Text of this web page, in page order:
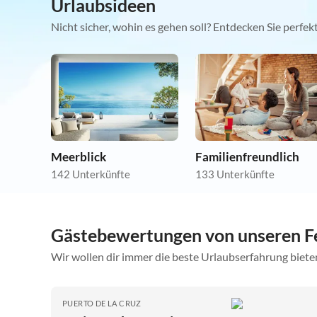
Urlaubsideen
Nicht sicher, wohin es gehen soll? Entdecken Sie
Meerblick
142 Unterkünfte
Familienfreundlich
133 Unterkünfte
Gästebewertungen von unseren
Wir wollen dir immer die beste Urlaubserfahrung
PUERTO DE LA CRUZ